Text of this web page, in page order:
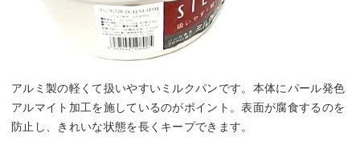
アルミ製の軽くて扱いやすいミルクパンです。本体にパール発色
アルマイト加工を施しているのがポイント。表面が腐食するのを
防止し、きれいな状態を長くキープできます。